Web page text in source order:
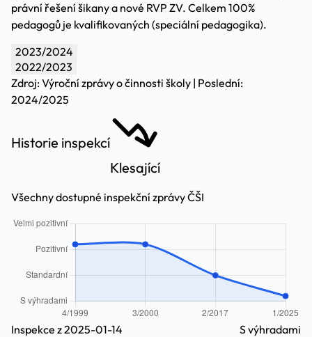
právní řešení šikany a nové RVP ZV. Celkem 100%
pedagogů je kvalifikovaných (speciální pedagogika).
2023/2024
2022/2023
Zdroj: Výroční zprávy o činnosti školy | Poslední:
2024/2025
Historie inspekcí
Klesající
Všechny dostupné inspekční zprávy ČŠI
Inspekce z 2025-01-14
S výhradami